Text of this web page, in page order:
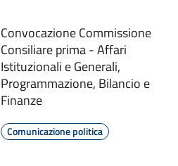
Convocazione Commissione
Consiliare prima - Affari
Istituzionali e Generali,
Programmazione, Bilancio e
Finanze
Comunicazione politica